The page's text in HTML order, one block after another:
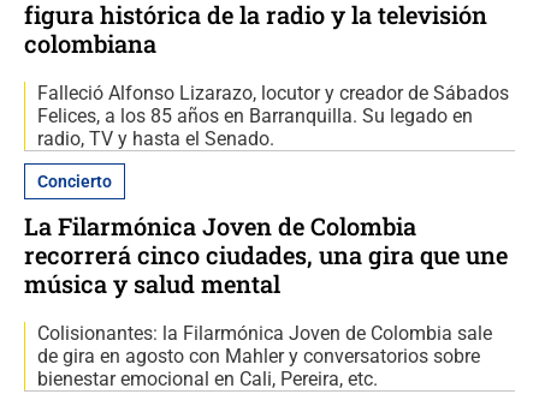
figura histórica de la radio y la televisión
colombiana
Falleció Alfonso Lizarazo, locutor y creador de Sábados
Felices, a los 85 años en Barranquilla. Su legado en
radio, TV y hasta el Senado.
Concierto
La Filarmónica Joven de Colombia
recorrerá cinco ciudades, una gira que une
música y salud mental
Colisionantes: la Filarmónica Joven de Colombia sale
de gira en agosto con Mahler y conversatorios sobre
bienestar emocional en Cali, Pereira, etc.